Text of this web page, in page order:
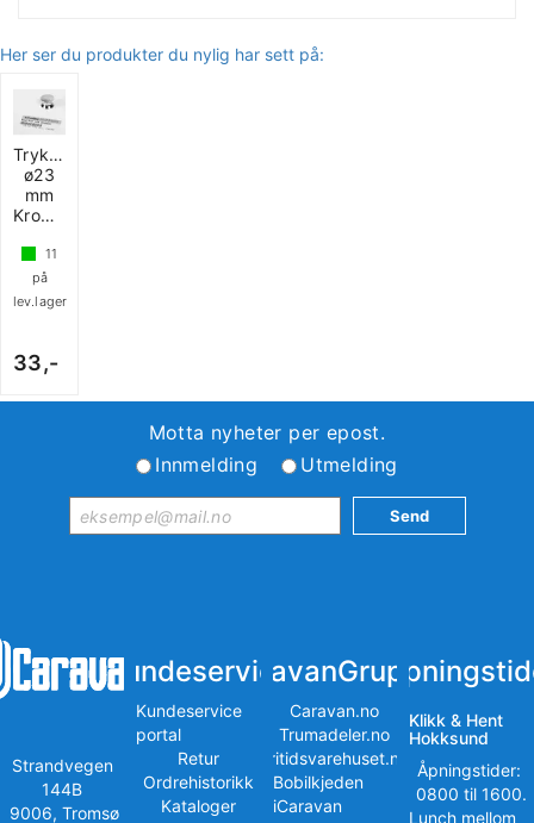
Her ser du produkter du nylig har sett på:
Trykklåsknapp
ø23
mm
Krompoli
11
på
lev.lager
33,-
Motta nyheter per epost.
Innmelding
Utmelding
Strandvegen
144B
9006, Tromsø
Kundeservice
Kundeservice
portal
Retur
Ordrehistorikk
Kataloger
iCaravanGruppen
Caravan.no
Trumadeler.no
Fritidsvarehuset.no
Bobilkjeden
iCaravan
Klikk & Hent
Hokksund
Åpningstider:
0800 til 1600.
Lunch mellom